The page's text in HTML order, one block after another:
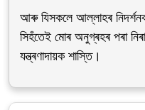
আৰু যিসকলে আল্লাহৰ
সিহঁতেই মোৰ অনুগ্ৰহৰ পৰা
যন্ত্ৰণাদায়ক শাস্তি।